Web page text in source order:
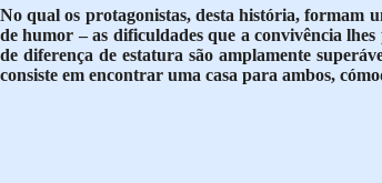
No qual os protagonistas, desta história, formam
de humor – as dificuldades que a convivência
de diferença de estatura são amplamente
consiste em encontrar uma casa para ambos,